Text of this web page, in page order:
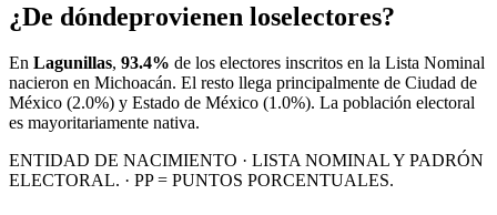
¿De dóndeprovienen loselectores?
En Lagunillas, 93.4% de los electores inscritos en la Lista Nominal
nacieron en Michoacán. El resto llega principalmente de Ciudad de
México (2.0%) y Estado de México (1.0%). La población electoral
es mayoritariamente nativa.
ENTIDAD DE NACIMIENTO · LISTA NOMINAL Y PADRÓN
ELECTORAL. · PP = PUNTOS PORCENTUALES.